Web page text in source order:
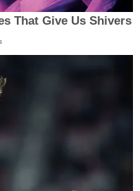
That Give Us Shivers